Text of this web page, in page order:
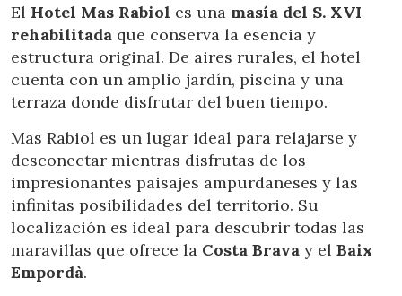
El Hotel Mas Rabiol es una masía del S. XVI
rehabilitada que conserva la esencia y
estructura original. De aires rurales, el hotel
cuenta con un amplio jardín, piscina y una
terraza donde disfrutar del buen tiempo.
Mas Rabiol es un lugar ideal para relajarse y
desconectar mientras disfrutas de los
impresionantes paisajes ampurdaneses y las
infinitas posibilidades del territorio. Su
localización es ideal para descubrir todas las
maravillas que ofrece la Costa Brava y el Baix
Empordà.